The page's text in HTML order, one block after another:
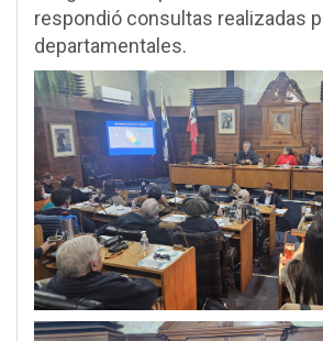
respondió consultas realizadas
departamentales.